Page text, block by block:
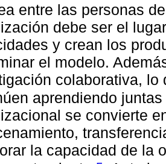
entre las personas
debe ser el
y crean los
el modelo.
colaborativa, lo
aprendiendo juntas
se convierte
la capacidad de la